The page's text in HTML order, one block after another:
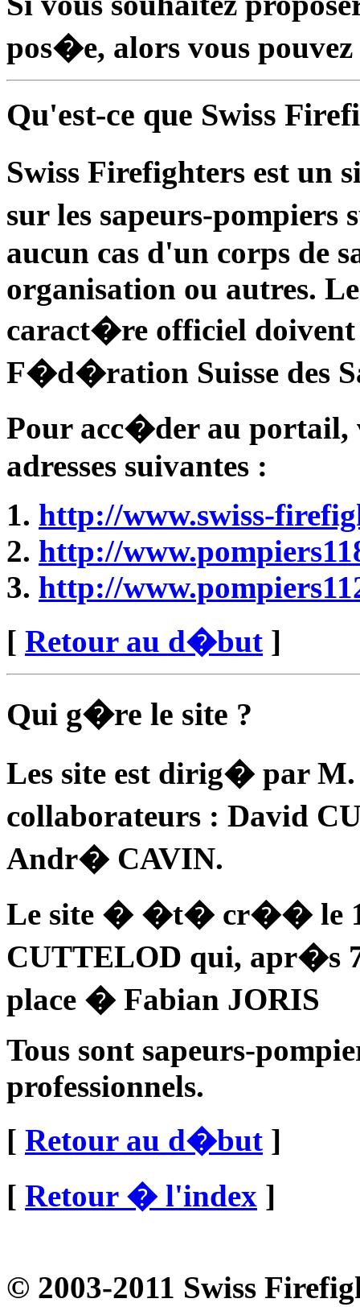
pos�e, alors vous pouvez
Qu'est-ce que Swiss
Swiss Firefighters est un
sur les sapeurs-pompiers
aucun cas d'un corps de
organisation ou autres.
caract�re officiel
F�d�ration Suisse des
Pour acc�der au portail,
adresses suivantes :
http://www.swiss-
http://
http://
[ Retour au d�but ]
Qui g�re le site ?
Les site est dirig� par
collaborateurs : David
Andr� CAVIN.
Le site � �t� cr�� le 10
CUTTELOD qui,
place � Fabian JORIS
Tous sont sapeurs-
professionnels.
[ Retour au d�but ]
[ Retour � l'index ]
© 2003-2011 Swiss